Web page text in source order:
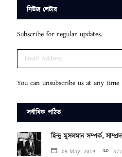
নিউজ লেটার
Subscribe for regular updates.
You can unsubscribe us at any time
সর্বাধিক পঠিত
হিন্দু মুসলমান সম্পর্ক,
09 May, 2019